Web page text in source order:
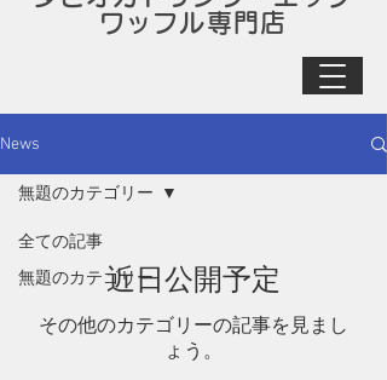
ワッフル専門店
News
全ての記事
無題のカテゴリー
無題のカテゴリー
近日公開予定
その他のカテゴリーの記事を見まし
ょう。